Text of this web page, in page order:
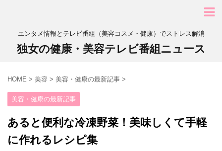
エンタメ情報とテレビ番組（美容コスメ・健康）でストレス解消
独女の健康・美容テレビ番組ニュース
HOME > 美容 > 美容・健康の最新記事 >
美容・健康の最新記事
あると便利な冷凍野菜！美味しくて手軽
に作れるレシピ集